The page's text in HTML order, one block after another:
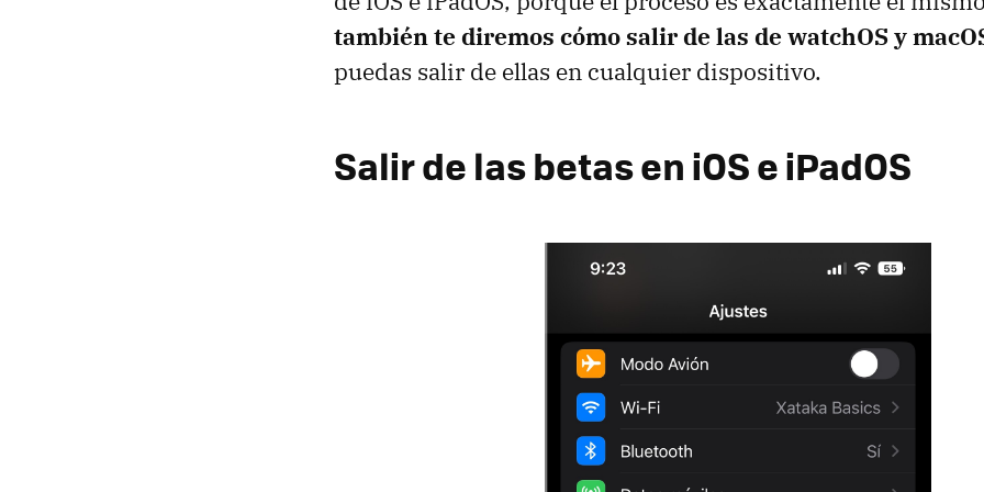
también te diremos cómo salir de las de watchOS y
puedas salir de ellas en cualquier dispositivo.
Salir de las betas en iOS e iPadOS